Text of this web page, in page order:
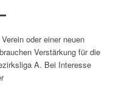
oder einer neuen
Verstärkung für die
A. Bei Interesse